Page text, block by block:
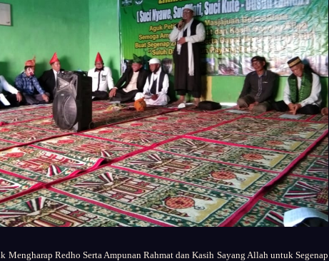
Mengharap Redho Serta Ampunan Rahmat dan Kasih Sayang Allah untuk Segenap